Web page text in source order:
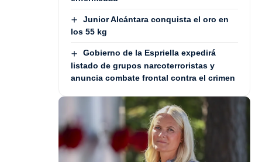
Junior Alcántara conquista el oro en
los 55 kg
Gobierno de la Espriella expedirá
listado de grupos narcoterroristas y
anuncia combate frontal contra el crimen